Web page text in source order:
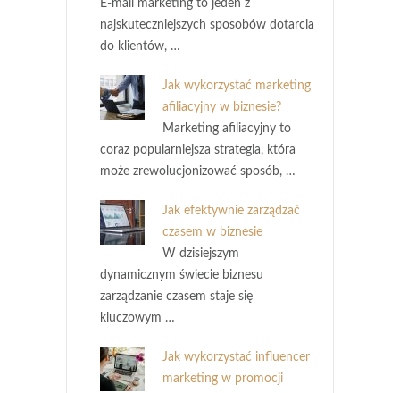
E-mail marketing to jeden z
najskuteczniejszych sposobów dotarcia
do klientów, …
Jak wykorzystać marketing
afiliacyjny w biznesie?
Marketing afiliacyjny to
coraz popularniejsza strategia, która
może zrewolucjonizować sposób, …
Jak efektywnie zarządzać
czasem w biznesie
W dzisiejszym
dynamicznym świecie biznesu
zarządzanie czasem staje się
kluczowym …
Jak wykorzystać influencer
marketing w promocji